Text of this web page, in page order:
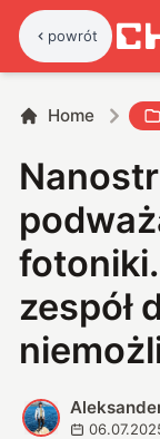
powrót
Home
zespół
A